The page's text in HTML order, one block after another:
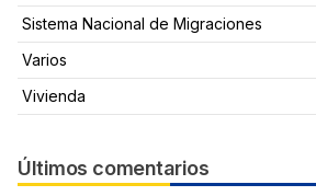
Sistema Nacional de Migraciones
Varios
Vivienda
Últimos comentarios